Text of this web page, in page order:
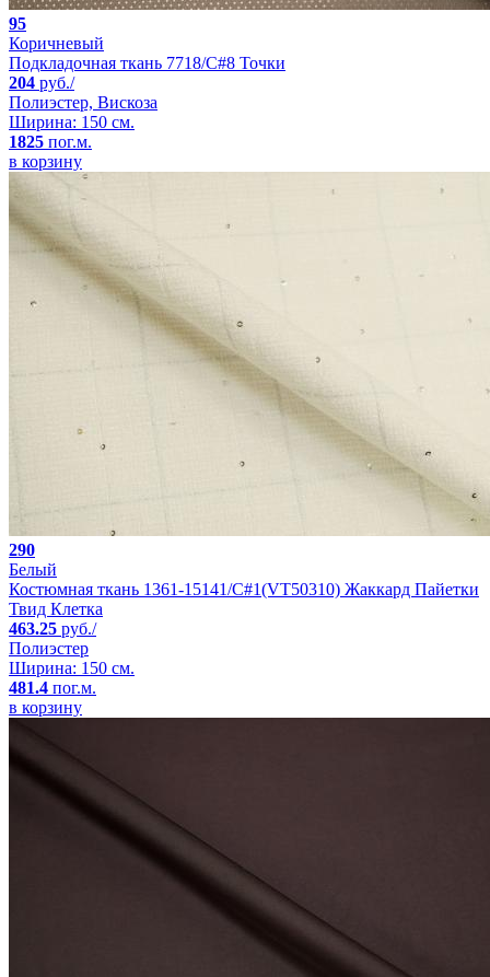
95
Коричневый
Подкладочная ткань 7718/C#8 Точки
204 руб./
Полиэстер, Вискоза
Ширина: 150 см.
1825 пог.м.
в корзину
290
Белый
Костюмная ткань 1361-15141/C#1(VT50310) Жаккард Пайетки
Твид Клетка
463.25 руб./
Полиэстер
Ширина: 150 см.
481.4 пог.м.
в корзину